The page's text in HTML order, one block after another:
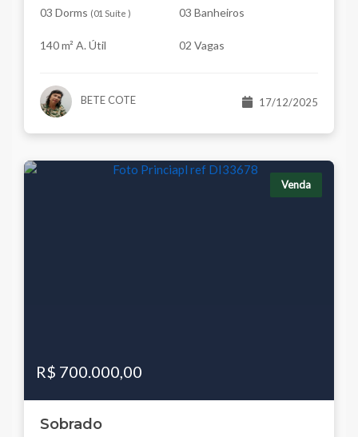
03 Dorms (01 Suíte ) 03 Banheiros
140 m² A. Útil 02 Vagas
BETE COTE 17/12/2025
Venda
R$ 700.000,00
Sobrado